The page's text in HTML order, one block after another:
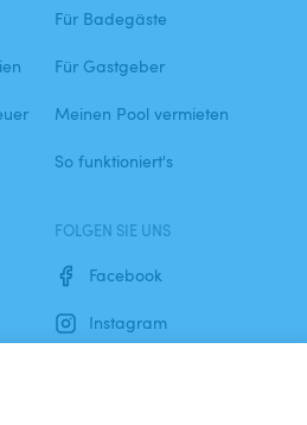
Für Badegäste
Für Gastgeber
Meinen Pool vermieten
So funktioniert's
FOLGEN SIE UNS
Facebook
Instagram